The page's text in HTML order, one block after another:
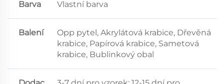
Barva Vlastní barva
Balení
Opp pytel, Akrylátová krabice, Dřevěná
krabice, Papírová krabice, Sametová
krabice, Bublinkový obal